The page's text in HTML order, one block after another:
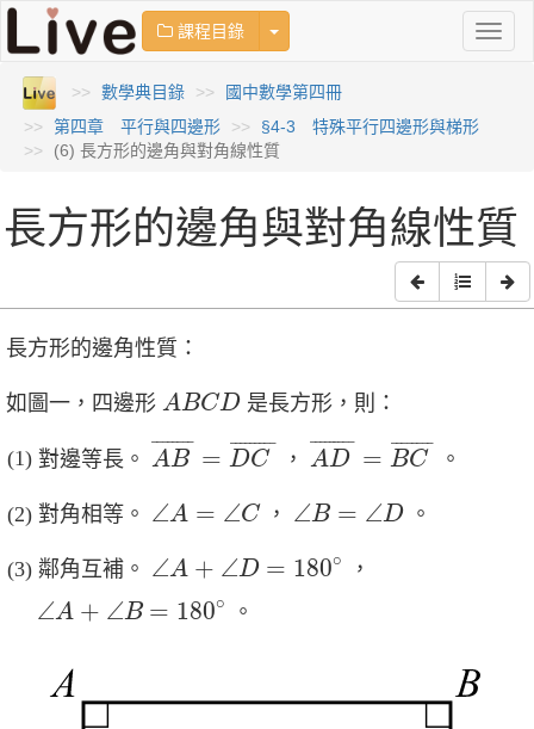
課程目錄 Toggle Dropdown
數學典目錄
國中數學第四冊
第四章 平行與四邊形
§4-3 特殊平行四邊形與梯形
(6) 長方形的邊角與對角線性質
長方形的邊角與對角線性質
長方形的邊角性質：
如圖一，四邊形 ABCD
A BCD 是長方形，則：
對邊等長。
¯¯¯¯¯¯¯¯
AB = ¯¯¯¯¯¯¯¯¯
DC
AB¯ DC¯
，
¯¯¯¯¯¯¯¯¯
AD = ¯¯¯¯¯¯¯¯
BC
AD¯ C¯
。
對角相等。 ∠A = ∠C
∠ A C ， ∠B = ∠D
∠B D 。
鄰角互補。 ∠A + ∠D = 180∘
∠ A + ∠D= 180 ∘ ，
∠A + ∠B = 180∘
∠ A + ∠B= 180∘ 。